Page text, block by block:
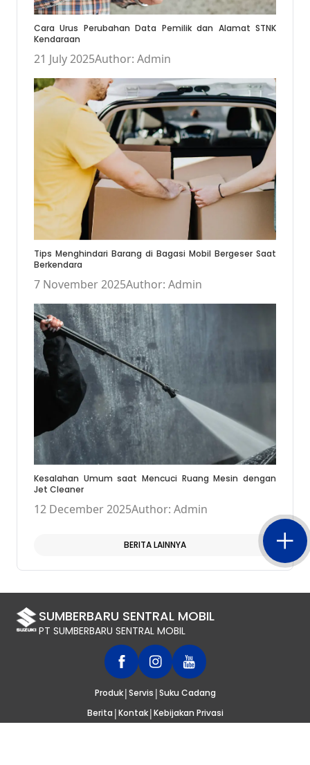
Cara Urus Perubahan Data Pemilik dan Alamat STNK
Kendaraan
21 July 2025Author: Admin
Tips Menghindari Barang di Bagasi Mobil Bergeser Saat
Berkendara
7 November 2025Author: Admin
Kesalahan Umum saat Mencuci Ruang Mesin dengan
Jet Cleaner
12 December 2025Author: Admin
BERITA LAINNYA
SUMBERBARU SENTRAL MOBIL
PT SUMBERBARU SENTRAL MOBIL
Produk|Servis |Suku Cadang
Berita |Kontak|Kebijakan Privasi